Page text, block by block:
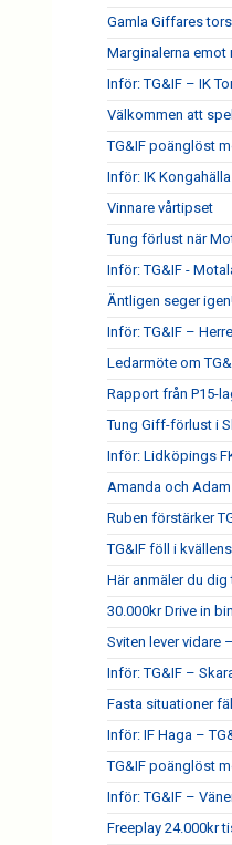
Gamla Giffares
Marginalerna emot
Inför: TG&IF – IK
Välkommen att
TG&IF poänglöst
Inför: IK
Vinnare vårtipset
Tung förlust när
Inför: TG&IF -
Äntligen seger
Inför: TG&IF –
Ledarmöte om
Rapport från P15-
Tung Giff-förlust i
Inför: Lidköpings
Amanda och
Ruben förstärker
TG&IF föll i
Här anmäler du dig
30.000kr Drive in
Sviten lever vidare
Inför: TG&IF –
Fasta situationer
Inför: IF Haga –
TG&IF poänglöst
Inför: TG&IF –
Freeplay 24.000kr